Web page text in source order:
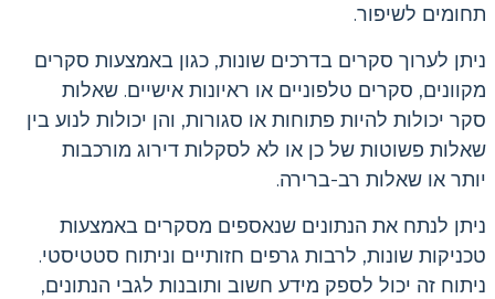
תחומים לשיפור.
ניתן לערוך סקרים בדרכים שונות, כגון באמצעות סקרים
מקוונים, סקרים טלפוניים או ראיונות אישיים. שאלות
סקר יכולות להיות פתוחות או סגורות, והן יכולות לנוע בין
שאלות פשוטות של כן או לא לסקלות דירוג מורכבות
יותר או שאלות רב-ברירה.
ניתן לנתח את הנתונים שנאספים מסקרים באמצעות
טכניקות שונות, לרבות גרפים חזותיים וניתוח סטטיסטי.
ניתוח זה יכול לספק מידע חשוב ותובנות לגבי הנתונים,